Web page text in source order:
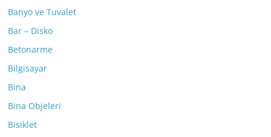
Banyo ve Tuvalet
Bar – Disko
Betonarme
Bilgisayar
Bina
Bina Objeleri
Bisiklet